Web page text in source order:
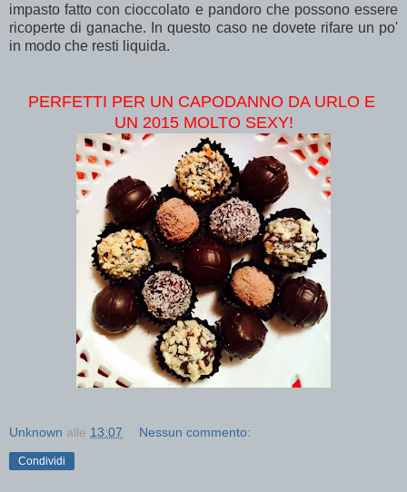
impasto fatto con cioccolato e pandoro che possono essere
ricoperte di ganache. In questo caso ne dovete rifare un po'
in modo che resti liquida.
PERFETTI PER UN CAPODANNO DA URLO E
UN 2015 MOLTO SEXY!
Unknown alle 13:07 Nessun commento:
Condividi